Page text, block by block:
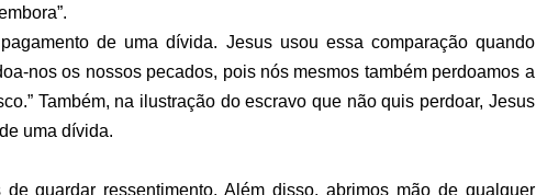
de uma dívida. Jesus usou essa comparação quando
nos os nossos pecados, pois nós mesmos também perdoamos a
Também, na ilustração do escravo que não quis perdoar, Jesus
uma dívida.
guardar ressentimento. Além disso, abrimos mão de qualquer